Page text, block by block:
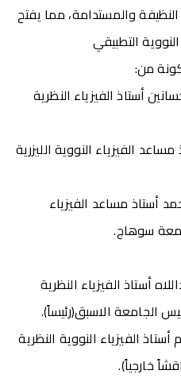
والمستدامة، مما يفتح
التطبيقي
من:
أستاذ الفيزياء النظرية
الفيزياء النووية الليزرية
أستاذ مساعد الفيزياء
سوهاج.
أستاذ الفيزياء النظرية
الجامعة الاسبق(رئيساً).
الفيزياء النووية النظرية
خارجياً).